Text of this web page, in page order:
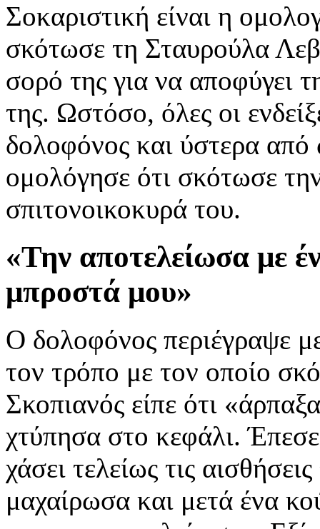
Σοκαριστική είναι η
σκότωσε τη Σταυρούλα
σορό της για να αποφύγει
της. Ωστόσο, όλες οι
δολοφόνος και ύστερα
ομολόγησε ότι σκότωσε
σπιτονοικοκυρά του.
«Την αποτελείωσα με
μπροστά μου»
Ο δολοφόνος περιέγραψε με
τον τρόπο με τον οποίο
Σκοπιανός είπε ότι
χτύπησα στο κεφάλι.
χάσει τελείως τις
μαχαίρωσα και μετά ένα